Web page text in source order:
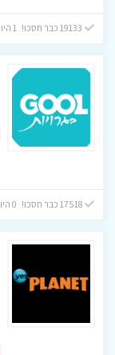
17518 כבר חסכו! 0 היום